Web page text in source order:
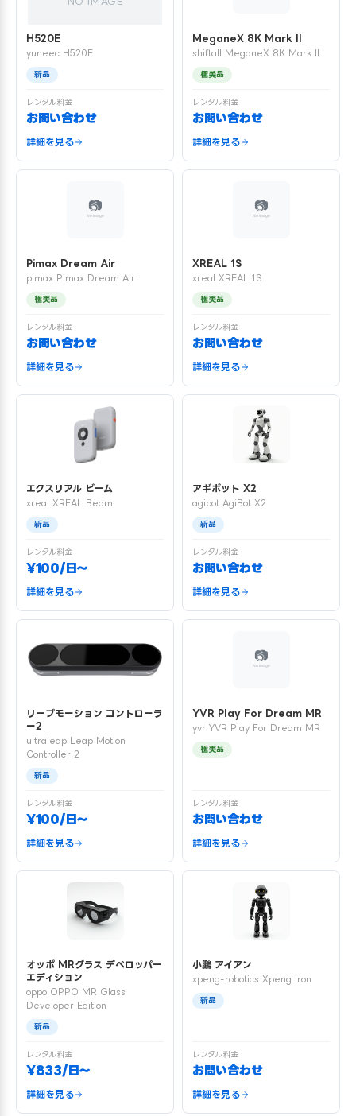
H520E
yuneec H520E
新品
レンタル料金
お問い合わせ
詳細を見る
MeganeX 8K Mark II
shiftall MeganeX 8K Mark II
極美品
レンタル料金
お問い合わせ
詳細を見る
Pimax Dream Air
pimax Pimax Dream Air
極美品
レンタル料金
お問い合わせ
詳細を見る
XREAL 1S
xreal XREAL 1S
極美品
レンタル料金
お問い合わせ
詳細を見る
エクスリアル ビーム
xreal XREAL Beam
新品
レンタル料金
¥100/日〜
詳細を見る
アギボット X2
agibot AgiBot X2
新品
レンタル料金
お問い合わせ
詳細を見る
リープモーション コントローラ
ー2
ultraleap Leap Motion
Controller 2
新品
レンタル料金
¥100/日〜
詳細を見る
YVR Play For Dream MR
yvr YVR Play For Dream MR
極美品
レンタル料金
お問い合わせ
詳細を見る
オッポ MRグラス デベロッパー
エディション
oppo OPPO MR Glass
Developer Edition
新品
レンタル料金
¥833/日〜
詳細を見る
小鵬 アイアン
xpeng-robotics Xpeng Iron
新品
レンタル料金
お問い合わせ
詳細を見る